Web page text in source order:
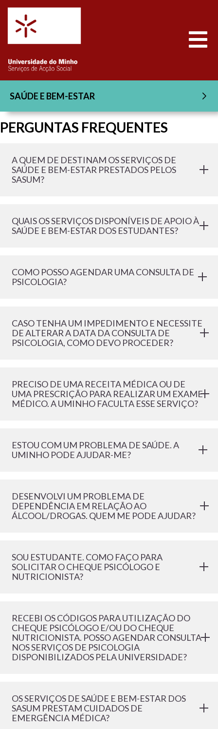
Saltar para o conteúdo
SAÚDE E BEM-ESTAR
PERGUNTAS FREQUENTES
A QUEM DE DESTINAM OS SERVIÇOS DE
SAÚDE E BEM-ESTAR PRESTADOS PELOS
SASUM?
QUAIS OS SERVIÇOS DISPONÍVEIS DE APOIO À
SAÚDE E BEM-ESTAR DOS ESTUDANTES?
COMO POSSO AGENDAR UMA CONSULTA DE
PSICOLOGIA?
CASO TENHA UM IMPEDIMENTO E NECESSITE
DE ALTERAR A DATA DA CONSULTA DE
PSICOLOGIA, COMO DEVO PROCEDER?
PRECISO DE UMA RECEITA MÉDICA OU DE
UMA PRESCRIÇÃO PARA REALIZAR UM EXAME
MÉDICO. A UMINHO FACULTA ESSE SERVIÇO?
ESTOU COM UM PROBLEMA DE SAÚDE. A
UMINHO PODE AJUDAR-ME?
DESENVOLVI UM PROBLEMA DE
DEPENDÊNCIA EM RELAÇÃO AO
ÁLCOOL/DROGAS. QUEM ME PODE AJUDAR?
SOU ESTUDANTE. COMO FAÇO PARA
SOLICITAR O CHEQUE PSICÓLOGO E
NUTRICIONISTA?
RECEBI OS CÓDIGOS PARA UTILIZAÇÃO DO
CHEQUE PSICÓLOGO E/OU DO CHEQUE
NUTRICIONISTA. POSSO AGENDAR CONSULTA
NOS SERVIÇOS DE PSICOLOGIA
DISPONIBILIZADOS PELA UNIVERSIDADE?
OS SERVIÇOS DE SAÚDE E BEM-ESTAR DOS
SASUM PRESTAM CUIDADOS DE
EMERGÊNCIA MÉDICA?